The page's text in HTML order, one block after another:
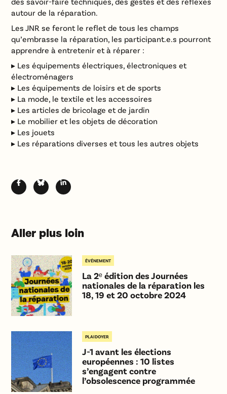
autour de la réparation.
Les JNR se feront le reflet de tous les champs
qu’embrasse la réparation, les participant.e.s pourront
apprendre à entretenir et à réparer :
▸ Les équipements électriques, électroniques et
électroménagers
▸ Les équipements de loisirs et de sports
▸ La mode, le textile et les accessoires
▸ Les articles de bricolage et de jardin
▸ Le mobilier et les objets de décoration
▸ Les jouets
▸ Les réparations diverses et tous les autres objets
Aller plus loin
ÉVÉNEMENT
La 2ᵉ édition des Journées
nationales de la réparation les
18, 19 et 20 octobre 2024
PLAIDOYER
J-1 avant les élections
européennes : 10 listes
s’engagent contre
l’obsolescence programmée